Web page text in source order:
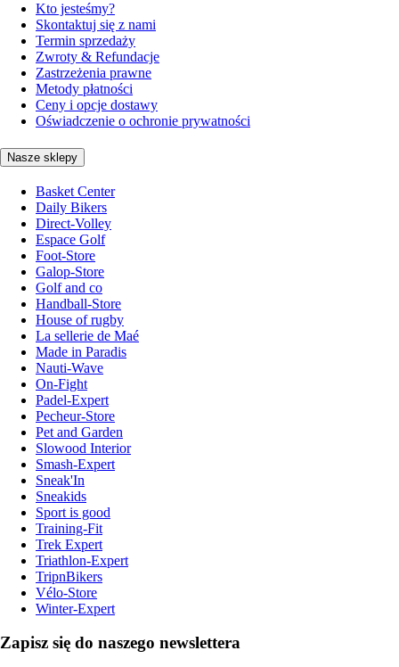
Kto jesteśmy?
Skontaktuj się z nami
Termin sprzedaży
Zwroty & Refundacje
Zastrzeżenia prawne
Metody płatności
Ceny i opcje dostawy
Oświadczenie o ochronie prywatności
Nasze sklepy
Basket Center
Daily Bikers
Direct-Volley
Espace Golf
Foot-Store
Galop-Store
Golf and co
Handball-Store
House of rugby
La sellerie de Maé
Made in Paradis
Nauti-Wave
On-Fight
Padel-Expert
Pecheur-Store
Pet and Garden
Slowood Interior
Smash-Expert
Sneak'In
Sneakids
Sport is good
Training-Fit
Trek Expert
Triathlon-Expert
TripnBikers
Vélo-Store
Winter-Expert
Zapisz się do naszego newslettera